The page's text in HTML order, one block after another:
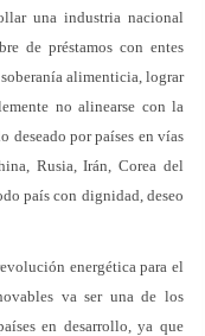
una industria nacional
de préstamos con entes
alimenticia, lograr
no alinearse con la
deseado por países en vías
Rusia, Irán, Corea del
país con dignidad, deseo
energética para el
va ser una de los
en desarrollo, ya que